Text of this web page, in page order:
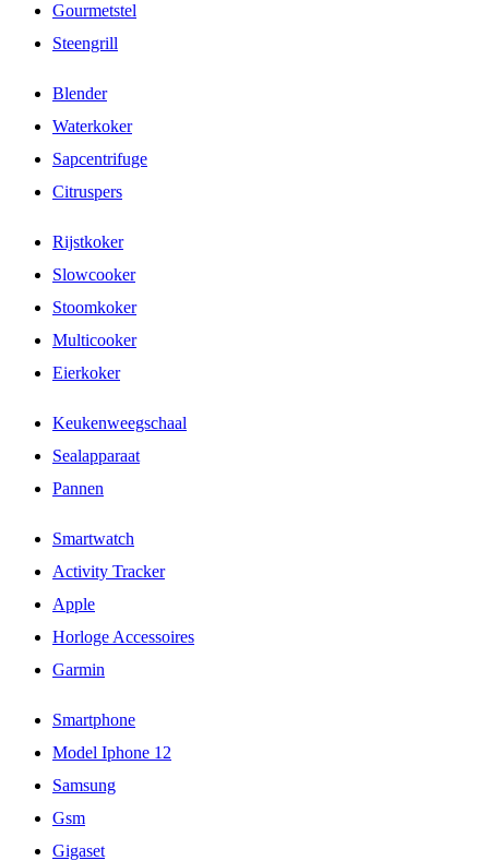
Gourmetstel
Steengrill
Blender
Waterkoker
Sapcentrifuge
Citruspers
Rijstkoker
Slowcooker
Stoomkoker
Multicooker
Eierkoker
Keukenweegschaal
Sealapparaat
Pannen
Smartwatch
Activity Tracker
Apple
Horloge Accessoires
Garmin
Smartphone
Model Iphone 12
Samsung
Gsm
Gigaset